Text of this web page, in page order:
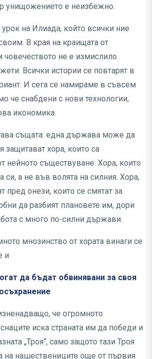
унищожението е неизбежно.
на Илиада, който всички ние
В края на краищата от
човечеството не е измислило
Всички истории се повтарят в
И сега се намираме в съвсем
че снабдени с нови технологии,
икономика.
същата: една държава може да
защитават хора, които са
нейното съществуване. Хора, които
си, а не във волята на силния. Хора,
пред онези, които се смятат за
да разбият плановете им, дори
с много по-силни държави.
мнозинство от хората винаги се
и
да бъдат обвинявани за своя
че огромното
иска страната им да победи и
„Троя“, само защото тази Троя
на нашествениците още от първия